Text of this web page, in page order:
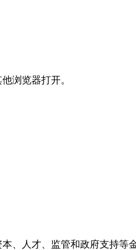
浏览器打开。
、人才、监管和政府支持等